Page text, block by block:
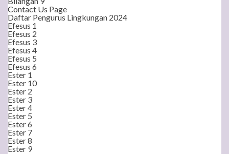
Contact Us Page
Daftar Pengurus Lingkungan 2024
Efesus 1
Efesus 2
Efesus 3
Efesus 4
Efesus 5
Efesus 6
Ester 1
Ester 10
Ester 2
Ester 3
Ester 4
Ester 5
Ester 6
Ester 7
Ester 8
Ester 9